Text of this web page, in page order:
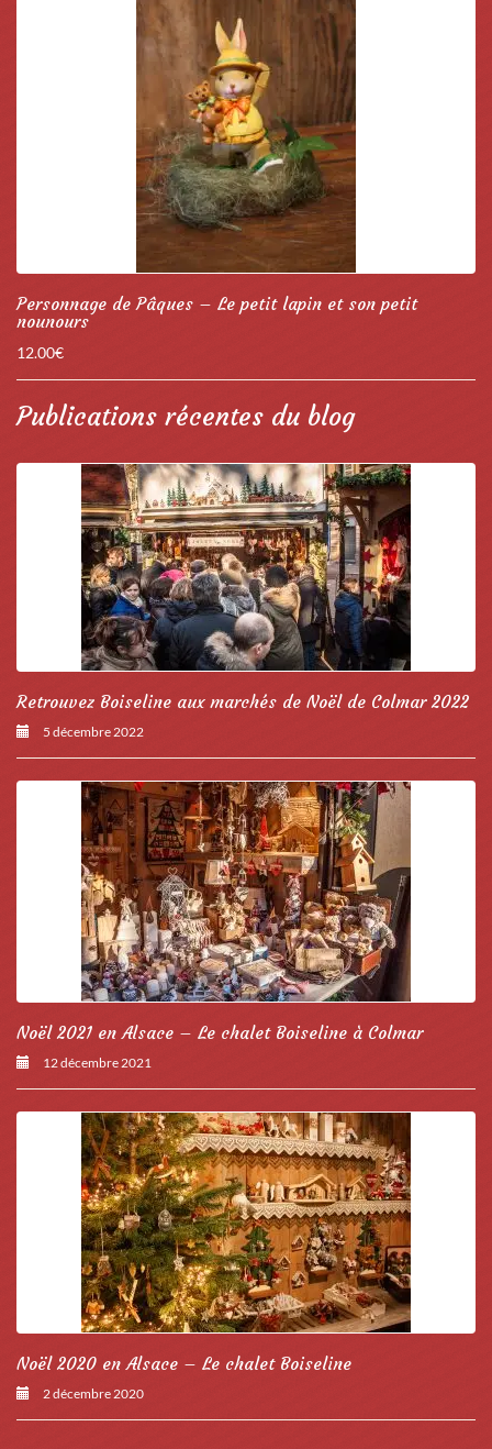
Personnage de Pâques – Le petit lapin et son petit
nounours
12.00€
Publications récentes du blog
Retrouvez Boiseline aux marchés de Noël de Colmar 2022
5 décembre 2022
Noël 2021 en Alsace – Le chalet Boiseline à Colmar
12 décembre 2021
Noël 2020 en Alsace – Le chalet Boiseline
2 décembre 2020